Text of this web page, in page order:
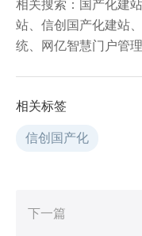
相关搜索： 国产化建站
站
信创国产化建站
统、
网亿智慧门户管
相关标签
信创国产化
下一篇